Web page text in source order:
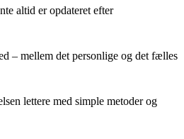
altid er opdateret efter
– mellem det personlige og det fælles
lettere med simple metoder og